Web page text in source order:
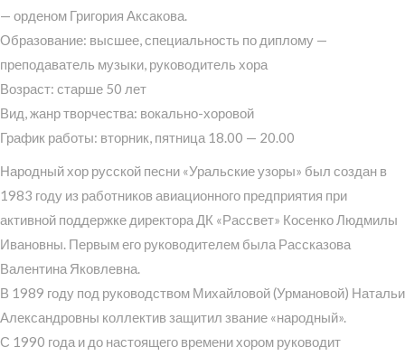
— орденом Григория Аксакова.
Образование: высшее, специальность по диплому —
преподаватель музыки, руководитель хора
Возраст: старше 50 лет
Вид, жанр творчества: вокально-хоровой
График работы: вторник, пятница 18.00 — 20.00
Народный хор русской песни «Уральские узоры» был создан в
1983 году из работников авиационного предприятия при
активной поддержке директора ДК «Рассвет» Косенко Людмилы
Ивановны. Первым его руководителем была Рассказова
Валентина Яковлевна.
В 1989 году под руководством Михайловой (Урмановой) Натальи
Александровны коллектив защитил звание «народный».
С 1990 года и до настоящего времени хором руководит